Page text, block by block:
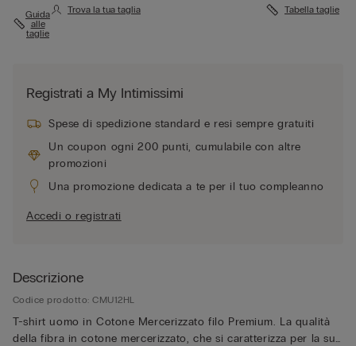
Guida
alle
taglie
Trova la tua taglia Tabella taglie
Registrati a My Intimissimi
Spese di spedizione standard e resi sempre gratuiti
Un coupon ogni 200 punti, cumulabile con altre
promozioni
Una promozione dedicata a te per il tuo compleanno
Accedi o registrati
Descrizione
Codice prodotto: CMU12HL
T-shirt uomo in Cotone Mercerizzato filo Premium. La qualità
della fibra in cotone mercerizzato, che si caratterizza per la sua